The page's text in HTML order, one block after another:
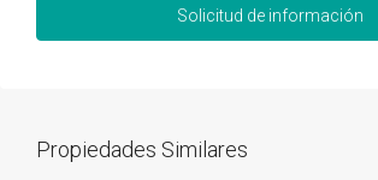
Solicitud de información
Propiedades Similares